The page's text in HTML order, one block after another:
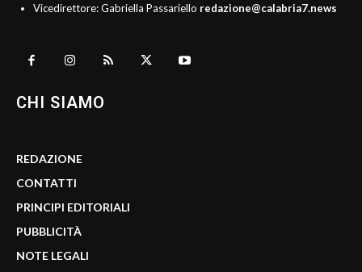
Vicedirettore: Gabriella Passariello redazione@calabria7.news
CHI SIAMO
REDAZIONE
CONTATTI
PRINCIPI EDITORIALI
PUBBLICITÀ
NOTE LEGALI